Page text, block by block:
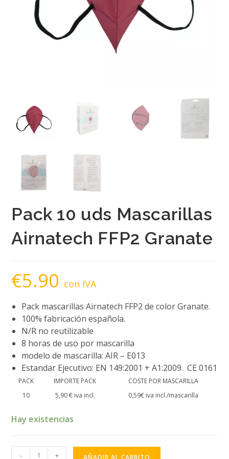
Pack 10 uds Mascarillas
Airnatech FFP2 Granate
€5.90 con IVA
Pack mascarillas Airnatech FFP2 de color Granate.
100% fabricación española.
N/R no reutilizable
8 horas de uso por mascarilla
modelo de mascarilla: AIR – E013
Estandar Ejecutivo: EN 149:2001 + A1:2009. CE 0161
PACK IMPORTE PACK
COSTE POR MASCARILLA
10
5,90 € iva incl. 0,59€ iva incl./mascarilla
Hay existencias
- + AÑADIR AL CARRITO